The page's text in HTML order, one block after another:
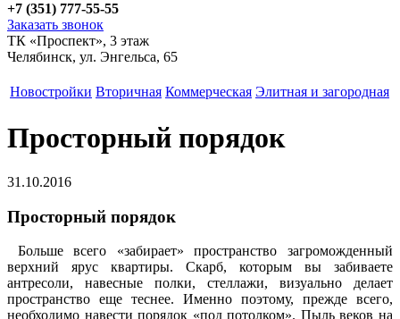
+7 (351) 777-55-55
Заказать звонок
ТК «Проспект», 3 этаж
Челябинск, ул. Энгельса, 65
Новостройки Вторичная Коммерческая Элитная и загородная
Просторный порядок
31.10.2016
Просторный порядок
Больше всего «забирает» пространство загроможденный
верхний ярус квартиры. Скарб, которым вы забиваете
антресоли, навесные полки, стеллажи, визуально делает
пространство еще теснее. Именно поэтому, прежде всего,
необходимо навести порядок «под потолком». Пыль веков на